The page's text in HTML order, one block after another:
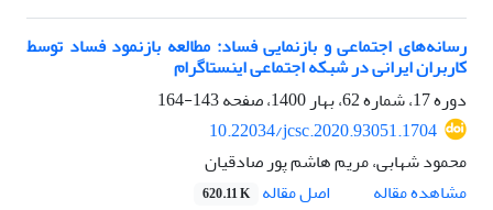
رسانه‌های اجتماعی و بازنمایی فساد: مطالعه بازنمود فساد توسط
کاربران ایرانی در شبکه اجتماعی اینستاگرام
دوره 17، شماره 62، بهار 1400، صفحه
143-164
10.22034/jcsc.2020.93051.1704
محمود شهابی، مریم هاشم پور صادقیان
مشاهده مقاله
اصل مقاله 620.11 K